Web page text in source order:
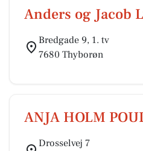
Anders og Jacob
Bredgade 9, 1. tv
7680 Thyborøn
ANJA HOLM
Drosselvej 7